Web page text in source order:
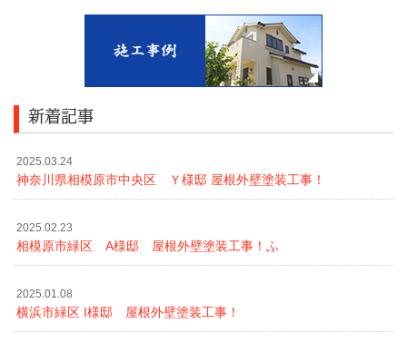
新着記事
2025.03.24
神奈川県相模原市中央区 Ｙ様邸 屋根外壁塗装工事！
2025.02.23
相模原市緑区 A様邸 屋根外壁塗装工事！ふ
2025.01.08
横浜市緑区 I様邸 屋根外壁塗装工事！